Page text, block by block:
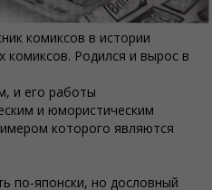
комиксов в истории
комиксов. Родился и вырос в
и его работы
и юмористическим
которого являются
по-японски, но дословный